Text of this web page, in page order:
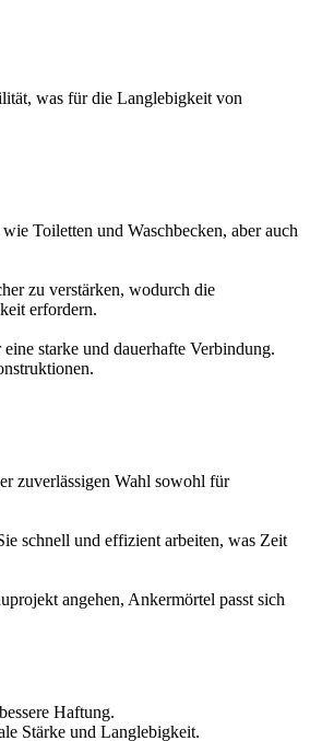
was für die Langlebigkeit von
Toiletten und Waschbecken, aber auch
zu verstärken, wodurch die
erfordern.
starke und dauerhafte Verbindung.
zuverlässigen Wahl sowohl für
schnell und effizient arbeiten, was Zeit
angehen, Ankermörtel passt sich
Haftung.
Stärke und Langlebigkeit.